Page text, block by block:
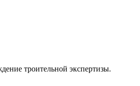
троительной экспертизы.